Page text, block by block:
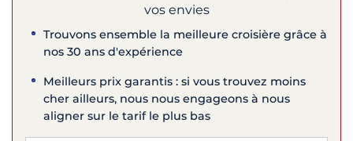
vos envies
Trouvons ensemble la meilleure croisière grâce à
nos 30 ans d'expérience
Meilleurs prix garantis : si vous trouvez moins
cher ailleurs, nous nous engageons à nous
aligner sur le tarif le plus bas